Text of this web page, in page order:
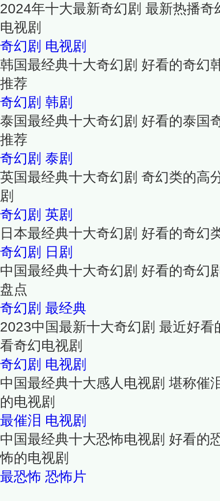
2024年十大最新奇幻剧 最新热播
电视剧
奇幻剧 电视剧
韩国最经典十大奇幻剧 好看的奇幻
推荐
奇幻剧 韩剧
泰国最经典十大奇幻剧 好看的泰国
推荐
奇幻剧 泰剧
英国最经典十大奇幻剧 奇幻类的高
剧
奇幻剧 英剧
日本最经典十大奇幻剧 好看的奇幻
奇幻剧
日剧
中国最经典十大奇幻剧 好看的奇幻
盘点
奇幻剧 最经典
2023中国最新十大奇幻剧 最近好
看奇幻电视剧
奇幻剧 电视剧
中国最经典十大感人电视剧 堪称催
的电视剧
最催泪 电视剧
中国最经典十大恐怖电视剧 好看的
怖的电视剧
最恐怖 恐怖片